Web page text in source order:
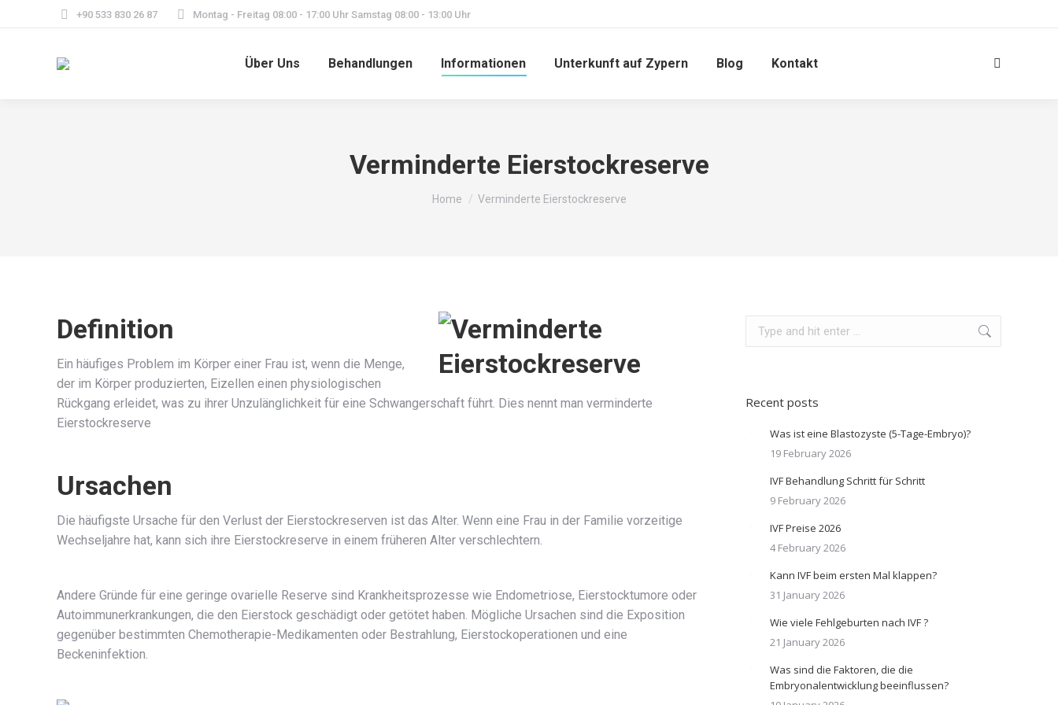
+90 533 830 26 87 Montag - Freitag 08:00 - 17:00 Uhr Samstag 08:00 - 13:00 Uhr
Über Uns Behandlungen Informationen Unterkunft auf Zypern Blog Kontakt Search:
Verminderte Eierstockreserve
You are here:
Home Verminderte Eierstockreserve
Definition
Ein häufiges Problem im Körper einer Frau ist, wenn die Menge,
der im Körper produzierten, Eizellen einen physiologischen
Rückgang erleidet, was zu ihrer Unzulänglichkeit für eine Schwangerschaft führt. Dies nennt man verminderte
Eierstockreserve
Ursachen
Die häufigste Ursache für den Verlust der Eierstockreserven ist das Alter. Wenn eine Frau in der Familie vorzeitige
Wechseljahre hat, kann sich ihre Eierstockreserve in einem früheren Alter verschlechtern.
Andere Gründe für eine geringe ovarielle Reserve sind Krankheitsprozesse wie Endometriose, Eierstocktumore oder
Autoimmunerkrankungen, die den Eierstock geschädigt oder getötet haben. Mögliche Ursachen sind die Exposition
gegenüber bestimmten Chemotherapie-Medikamenten oder Bestrahlung, Eierstockoperationen und eine
Beckeninfektion.
Recent posts
Was ist eine Blastozyste (5-Tage-Embryo)?
19 February 2026
IVF Behandlung Schritt für Schritt
9 February 2026
IVF Preise 2026
4 February 2026
Kann IVF beim ersten Mal klappen?
31 January 2026
Wie viele Fehlgeburten nach IVF ?
21 January 2026
Was sind die Faktoren, die die
Embryonalentwicklung beeinflussen?